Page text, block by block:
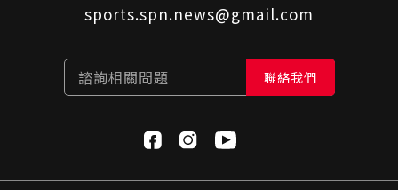
sports.spn.news@gmail.com
諮詢相關問題 聯絡我們